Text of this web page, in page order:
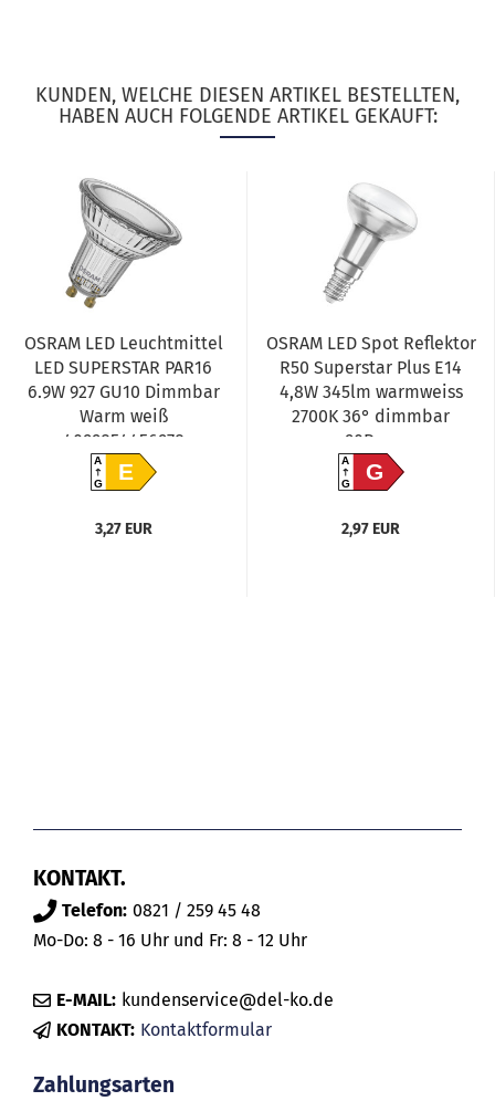
KUNDEN, WELCHE DIESEN ARTIKEL BESTELLTEN,
HABEN AUCH FOLGENDE ARTIKEL GEKAUFT:
OSRAM LED Leuchtmittel
LED SUPERSTAR PAR16
6.9W 927 GU10 Dimmbar
Warm weiß
4099854456978
A
GE
3,27 EUR
OSRAM LED Spot Reflektor
R50 Superstar Plus E14
4,8W 345lm warmweiss
2700K 36° dimmbar
90Ra...
A
GG
2,97 EUR
KONTAKT.
Telefon: 0821 / 259 45 48
Mo-Do: 8 - 16 Uhr und Fr: 8 - 12 Uhr
E-MAIL: kundenservice@del-ko.de
KONTAKT: Kontaktformular
Zahlungsarten